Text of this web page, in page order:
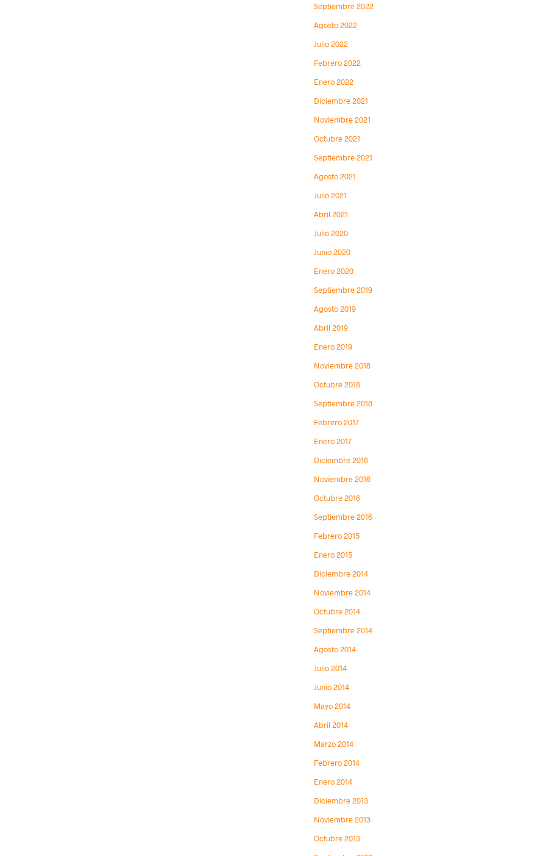
Septiembre 2022
Agosto 2022
Julio 2022
Febrero 2022
Enero 2022
Diciembre 2021
Noviembre 2021
Octubre 2021
Septiembre 2021
Agosto 2021
Julio 2021
Abril 2021
Julio 2020
Junio 2020
Enero 2020
Septiembre 2019
Agosto 2019
Abril 2019
Enero 2019
Noviembre 2018
Octubre 2018
Septiembre 2018
Febrero 2017
Enero 2017
Diciembre 2016
Noviembre 2016
Octubre 2016
Septiembre 2016
Febrero 2015
Enero 2015
Diciembre 2014
Noviembre 2014
Octubre 2014
Septiembre 2014
Agosto 2014
Julio 2014
Junio 2014
Mayo 2014
Abril 2014
Marzo 2014
Febrero 2014
Enero 2014
Diciembre 2013
Noviembre 2013
Octubre 2013